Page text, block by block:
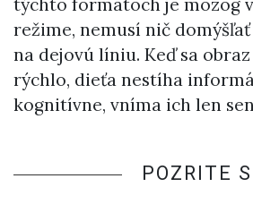
týchto formátoch je mozog
režime, nemusí nič
na dejovú líniu. Keď sa
rýchlo, dieťa nestíha
kognitívne, vníma ich len
POZRITE